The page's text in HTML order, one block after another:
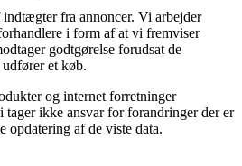
fra annoncer. Vi arbejder
i form af at vi fremviser
godtgørelse forudsat de
et køb.
og internet forretninger
tager ikke ansvar for forandringer der er
opdatering af de viste data.